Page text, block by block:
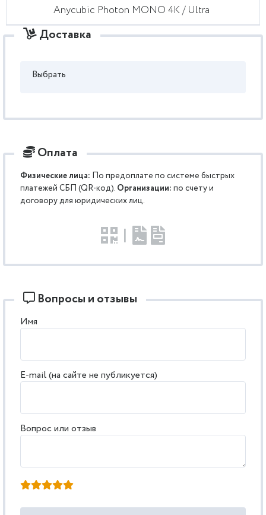
Anycubic Photon MONO 4K / Ultra
Доставка
Выбрать
Оплата
Физические лица: По предоплате по системе быстрых
платежей СБП (QR-код). Организации: по счету и
договору для юридических лиц.
|
Вопросы и отзывы
Имя
E-mail (на сайте не публикуется)
Вопрос или отзыв